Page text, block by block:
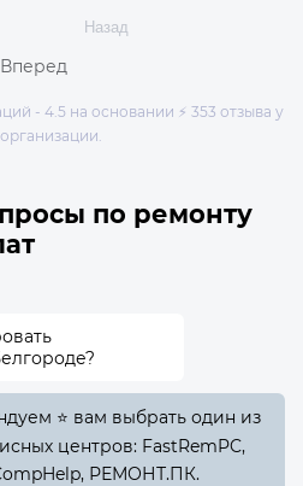
Назад
Вперед
- 4.5 на основании ⚡ 353 отзыва у
организации.
по ремонту
⭐ вам выбрать один из
центров: FastRemPC,
РЕМОНТ.ПК.